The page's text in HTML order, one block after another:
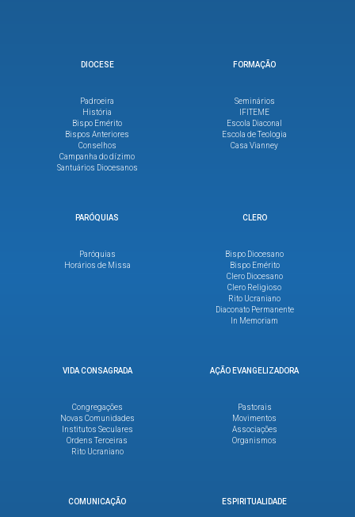
DIOCESE
Padroeira
História
Bispo Emérito
Bispos Anteriores
Conselhos
Campanha do dízimo
Santuários Diocesanos
FORMAÇÃO
Seminários
IFITEME
Escola Diaconal
Escola de Teologia
Casa Vianney
PARÓQUIAS
Paróquias
Horários de Missa
CLERO
Bispo Diocesano
Bispo Emérito
Clero Diocesano
Clero Religioso
Rito Ucraniano
Diaconato Permanente
In Memoriam
VIDA CONSAGRADA
Congregações
Novas Comunidades
Institutos Seculares
Ordens Terceiras
Rito Ucraniano
AÇÃO EVANGELIZADORA
Pastorais
Movimentos
Associações
Organismos
COMUNICAÇÃO ESPIRITUALIDADE